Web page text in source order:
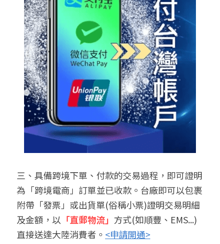
三、具備跨境下單、付款的交易過程，即可證明
為「跨境電商」訂單並已收款。台廠即可以包裹
附帶「發票」或出貨單(俗稱小票)證明交易明細
及金額，以 「直郵物流」 方式(如順豐、EMS...)
直接送達大陸消費者。 <申請開通>